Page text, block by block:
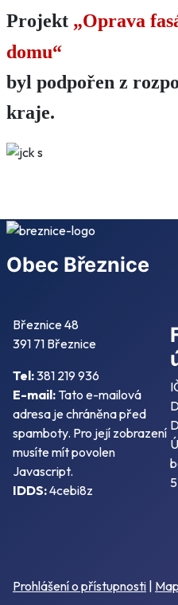
Projekt „Oprava
domu“
byl podpořen z
kraje.
Obec Březnice
Březnice 48
391 71 Březnice
Tel:381 219 936
E-mail: Tato e-mailová
adresa je chráněna před
spamboty. Pro její zobrazení
musíte mít povolen
Javascript.
IDDS:4cebi8z
Prohlášení o přístupnosti |